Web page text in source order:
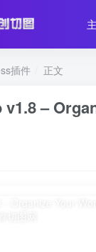
插件 正文
–